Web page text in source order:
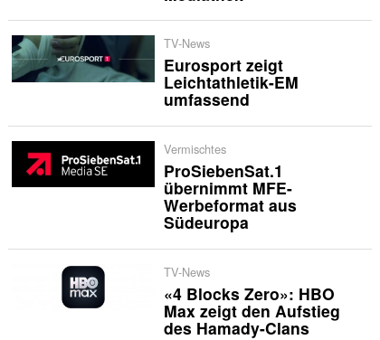
TV-News
Eurosport zeigt
Leichtathletik-EM
umfassend
Vermischtes
ProSiebenSat.1
übernimmt MFE-
Werbeformat aus
Südeuropa
TV-News
«4 Blocks Zero»: HBO
Max zeigt den Aufstieg
des Hamady-Clans